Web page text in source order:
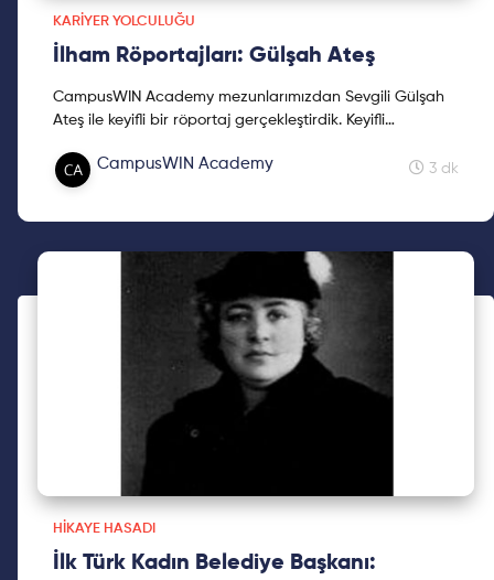
KARIYER YOLCULUĞU
İlham Röportajları: Gülşah Ateş
CampusWIN Academy mezunlarımızdan Sevgili Gülşah
Ateş ile keyifli bir röportaj gerçekleştirdik. Keyifli
CampusWIN Academy 3 dk
HIKAYE HASADI
İlk Türk Kadın Belediye Başkanı: